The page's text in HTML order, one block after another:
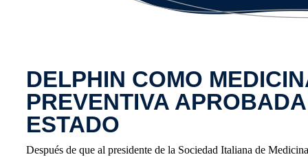
DELPHIN COMO
PREVENTIVA
ESTADO
Después de que al presidente de la Sociedad Italiana de